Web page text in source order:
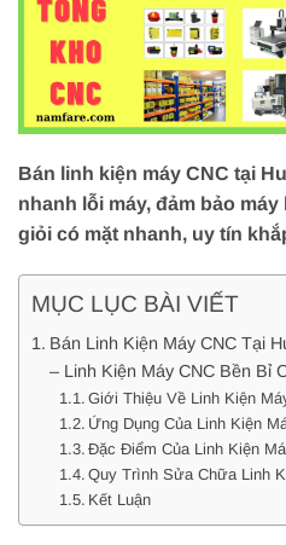
Bán linh kiện máy CNC tại
nhanh lỗi máy, đảm bảo
giỏi có mặt nhanh, uy tín
MỤC LỤC BÀI VIẾT
Bán Linh Kiện Máy CNC Tại
– Linh Kiện Máy CNC Bền Bỉ
Giới Thiệu Về Linh Kiện
Ứng Dụng Của Linh Kiện
Đặc Điểm Của Linh Kiện
Quy Trình Sửa Chữa Linh
Kết Luận